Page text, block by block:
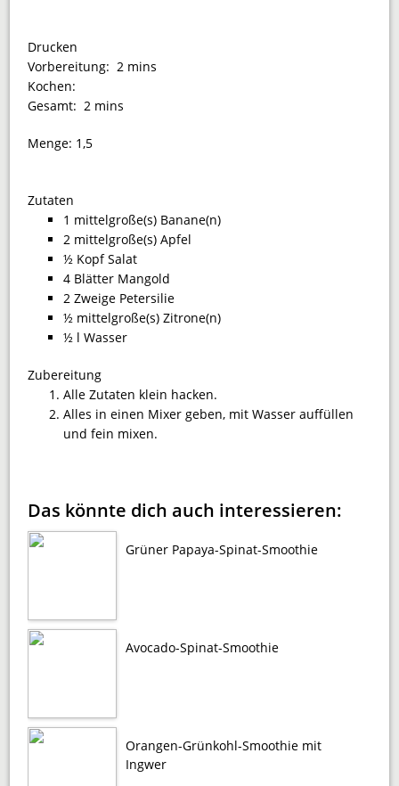
Drucken
Vorbereitung: 2 mins
Kochen:
Gesamt: 2 mins
Menge: 1,5
Zutaten
1 mittelgroße(s) Banane(n)
2 mittelgroße(s) Apfel
½ Kopf Salat
4 Blätter Mangold
2 Zweige Petersilie
½ mittelgroße(s) Zitrone(n)
½ l Wasser
Zubereitung
Alle Zutaten klein hacken.
Alles in einen Mixer geben, mit Wasser auffüllen
und fein mixen.
Das könnte dich auch interessieren:
Grüner Papaya-Spinat-Smoothie
Avocado-Spinat-Smoothie
Orangen-Grünkohl-Smoothie mit
Ingwer